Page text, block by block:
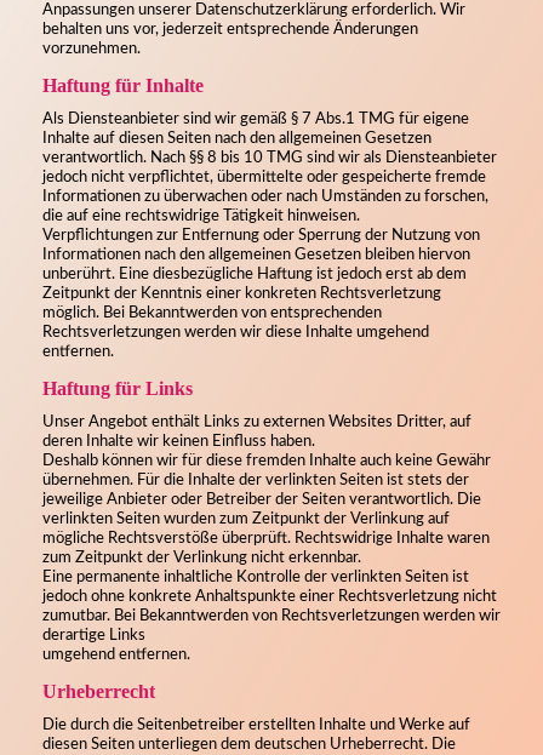
Anpassungen unserer Datenschutzerklärung erforderlich. Wir
behalten uns vor, jederzeit entsprechende Änderungen
vorzunehmen.
Haftung für Inhalte
Als Diensteanbieter sind wir gemäß § 7 Abs.1 TMG für eigene
Inhalte auf diesen Seiten nach den allgemeinen Gesetzen
verantwortlich. Nach §§ 8 bis 10 TMG sind wir als Diensteanbieter
jedoch nicht verpflichtet, übermittelte oder gespeicherte fremde
Informationen zu überwachen oder nach Umständen zu forschen,
die auf eine rechtswidrige Tätigkeit hinweisen.
Verpflichtungen zur Entfernung oder Sperrung der Nutzung von
Informationen nach den allgemeinen Gesetzen bleiben hiervon
unberührt. Eine diesbezügliche Haftung ist jedoch erst ab dem
Zeitpunkt der Kenntnis einer konkreten Rechtsverletzung
möglich. Bei Bekanntwerden von entsprechenden
Rechtsverletzungen werden wir diese Inhalte umgehend
entfernen.
Haftung für Links
Unser Angebot enthält Links zu externen Websites Dritter, auf
deren Inhalte wir keinen Einfluss haben.
Deshalb können wir für diese fremden Inhalte auch keine Gewähr
übernehmen. Für die Inhalte der verlinkten Seiten ist stets der
jeweilige Anbieter oder Betreiber der Seiten verantwortlich. Die
verlinkten Seiten wurden zum Zeitpunkt der Verlinkung auf
mögliche Rechtsverstöße überprüft. Rechtswidrige Inhalte waren
zum Zeitpunkt der Verlinkung nicht erkennbar.
Eine permanente inhaltliche Kontrolle der verlinkten Seiten ist
jedoch ohne konkrete Anhaltspunkte einer Rechtsverletzung nicht
zumutbar. Bei Bekanntwerden von Rechtsverletzungen werden wir
derartige Links
umgehend entfernen.
Urheberrecht
Die durch die Seitenbetreiber erstellten Inhalte und Werke auf
diesen Seiten unterliegen dem deutschen Urheberrecht. Die